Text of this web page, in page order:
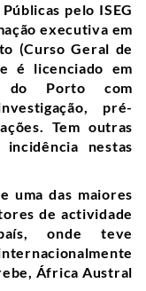
pelo ISEG
executiva em
(Curso Geral de
é licenciado em
do Porto com
pré-
Tem outras
incidência nestas
uma das maiores
de actividade
onde teve
África Austral